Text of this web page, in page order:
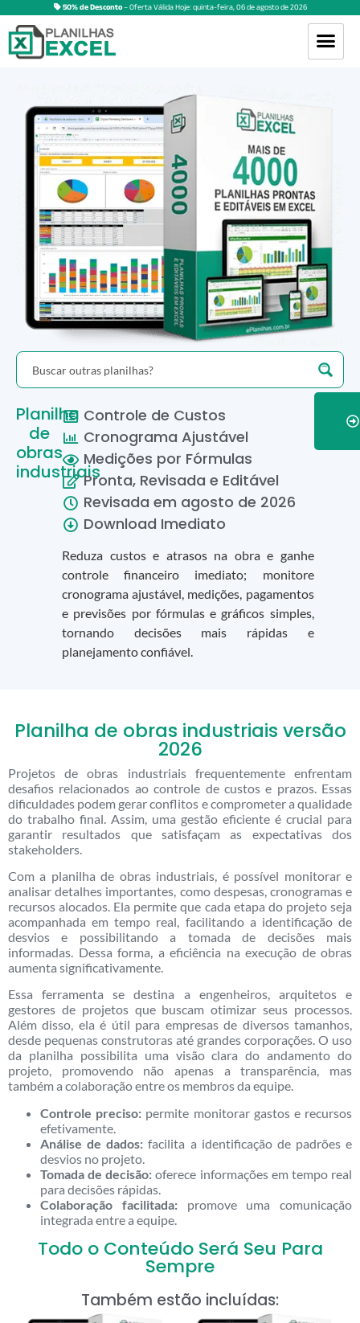
50% de Desconto– Oferta Válida Hoje:quinta-feira,06deagostode2026
Planilha
de
obras
industriais
Controle de Custos
Cronograma Ajustável
Medições por Fórmulas
Pronta, Revisada e Editável
Revisada em agosto de 2026
Download Imediato
Reduza custos e atrasos na obra e ganhe
controle financeiro imediato; monitore
cronograma ajustável, medições, pagamentos
e previsões por fórmulas e gráficos simples,
tornando decisões mais rápidas e
planejamento confiável.
Planilha de obras industriais versão
2026
Projetos de obras industriais frequentemente enfrentam
desafios relacionados ao controle de custos e prazos. Essas
dificuldades podem gerar conflitos e comprometer a qualidade
do trabalho final. Assim, uma gestão eficiente é crucial para
garantir resultados que satisfaçam as expectativas dos
stakeholders.
Com a planilha de obras industriais, é possível monitorar e
analisar detalhes importantes, como despesas, cronogramas e
recursos alocados. Ela permite que cada etapa do projeto seja
acompanhada em tempo real, facilitando a identificação de
desvios e possibilitando a tomada de decisões mais
informadas. Dessa forma, a eficiência na execução de obras
aumenta significativamente.
Essa ferramenta se destina a engenheiros, arquitetos e
gestores de projetos que buscam otimizar seus processos.
Além disso, ela é útil para empresas de diversos tamanhos,
desde pequenas construtoras até grandes corporações. O uso
da planilha possibilita uma visão clara do andamento do
projeto, promovendo não apenas a transparência, mas
também a colaboração entre os membros da equipe.
Controle preciso: permite monitorar gastos e recursos
efetivamente.
Análise de dados: facilita a identificação de padrões e
desvios no projeto.
Tomada de decisão: oferece informações em tempo real
para decisões rápidas.
Colaboração facilitada:promove uma comunicação
integrada entre a equipe.
Todo o Conteúdo Será Seu Para
Sempre
Também estão incluídas: